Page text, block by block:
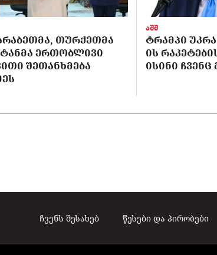
ᲗᲣᲠᲥᲔᲗᲛᲐ
ᲔᲠᲗᲝᲑᲚᲘᲕᲘ
ᲨᲔᲗᲐᲜᲮᲛᲔᲑᲐ
აშშ
ᲢᲠᲐᲛᲞᲘ
ᲘᲡ
ᲘᲡᲘᲜᲘ ᲩᲕᲔᲜᲪ
ჩვენს შესახებ წესები და პირობები